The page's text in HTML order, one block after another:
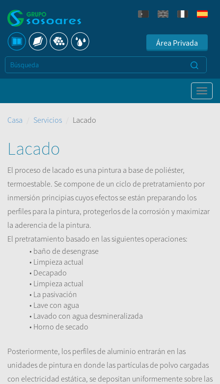
Área Privada
Casa Servicios Lacado
Lacado
El proceso de lacado es una pintura a base de poliéster,
termoestable. Se compone de un ciclo de pretratamiento por
inmersión principias cuyos efectosse están preparando los
perfiles para la pintura, protegerlos de la corrosión y maximizar
la aderencia de la pintura.
El pretratamiento basado en lassiguientes operaciones:
• baño de desengrase
• Limpieza actual
• Decapado
• Limpieza actual
• La pasivación
• Lave con agua
• Lavado con agua desmineralizada
• Horno de secado
Posteriormente, los perfiles de aluminio entrarán en las
unidades de pintura en donde las partículas de polvo cargadas
con electricidad estática, se depositan uniformemente sobre las